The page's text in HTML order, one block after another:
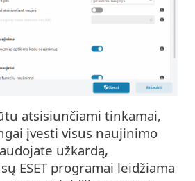
atsisiunčiami tinkamai,
įvesti visus naujinimo
užkardą,
ESET programai leidžiama